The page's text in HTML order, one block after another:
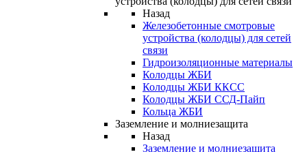
Назад
Железобетонные смотровые
устройства (колодцы) для сетей
связи
Гидроизоляционные материалы
Колодцы ЖБИ
Колодцы ЖБИ ККСС
Колодцы ЖБИ ССД-Пайп
Кольца ЖБИ
Заземление и молниезащита
Назад
Заземление и молниезащита